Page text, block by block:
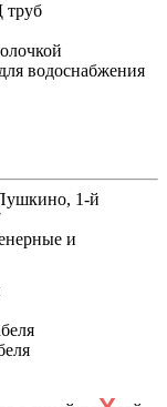
труб
водоснабжения
1-й
и